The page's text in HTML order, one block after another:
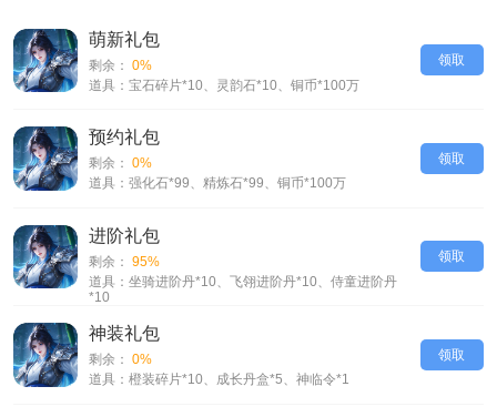
-视觉盛宴，独树一帜的墨染国风美术，场景美轮美奂，沉浸感十足，带你
步入如诗如画的仙侠大世界
-福利狂送，十大豪礼狂送不停，充值0.1折，每日送648现金券
战又充满乐趣的修仙之境
-国风本色，汇聚齐天大圣，般若地藏，九尾，剑仙，女帝，龙子，阎王等
极具中国文化特色的角色
正东方幻想，这才是真正的仙侠MMO
【蜀山天下-0.1折免费版】VIP介绍
领取
萌新礼包
剩余： 0%
道具：宝石碎片*10、灵韵石*10、铜币*100万
领取
预约礼包
剩余： 0%
道具：强化石*99、精炼石*99、铜币*100万
领取
进阶礼包
剩余： 95%
道具：坐骑进阶丹*10、飞翎进阶丹*10、侍童进阶丹
*10
领取
神装礼包
剩余： 0%
道具：橙装碎片*10、成长丹盒*5、神临令*1